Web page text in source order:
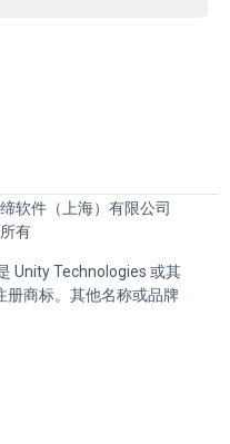
软件（上海）有限公司
有
Unity Technologies 或其
册商标。其他名称或品牌